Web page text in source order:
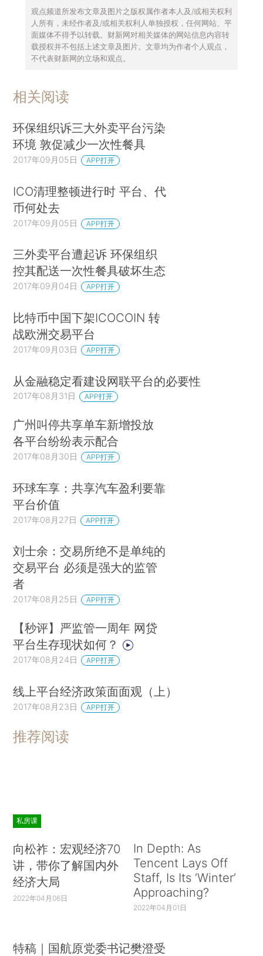
观点频道所发布文章及图片之版权属作者本人及/或相关权利
人所有，未经作者及/或相关权利人单独授权，任何网站、平
面媒体不得予以转载。财新网对相关媒体的网站信息内容转
载授权并不包括上述文章及图片。文章均为作者个人观点，
不代表财新网的立场和观点。
相关阅读
环保组织诉三大外卖平台污染
环境 敦促减少一次性餐具
2017年09月05日 APP打开
ICO清理整顿进行时 平台、代
币何处去
2017年09月05日 APP打开
三外卖平台遭起诉 环保组织
控其配送一次性餐具破坏生态
2017年09月04日 APP打开
比特币中国下架ICOCOIN 转
战欧洲交易平台
2017年09月03日 APP打开
从金融稳定看建设网联平台的必要性
2017年08月31日 APP打开
广州叫停共享单车新增投放
各平台纷纷表示配合
2017年08月30日 APP打开
环球车享：共享汽车盈利要靠
平台价值
2017年08月27日 APP打开
刘士余：交易所绝不是单纯的
交易平台 必须是强大的监管
者
2017年08月25日 APP打开
【秒评】严监管一周年 网贷
平台生存现状如何？
2017年08月24日 APP打开
线上平台经济政策面面观（上）
2017年08月23日 APP打开
推荐阅读
私房课
向松祚：宏观经济70
讲，带你了解国内外
经济大局
2022年04月06日
In Depth: As
Tencent Lays Off
Staff, Is Its ‘Winter’
Approaching?
2022年04月01日
特稿｜国航原党委书记樊澄受